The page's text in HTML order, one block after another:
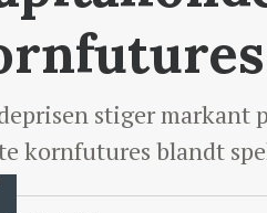
stiger markant
kornfutures blandt